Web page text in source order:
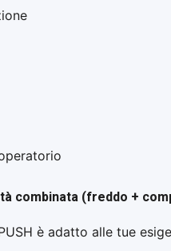
combinata (freddo +
è adatto alle tue